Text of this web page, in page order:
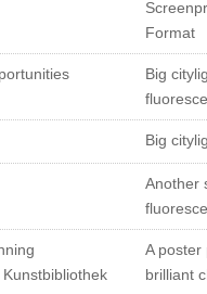
Format
Big
Big
Another
A poster
brilliant